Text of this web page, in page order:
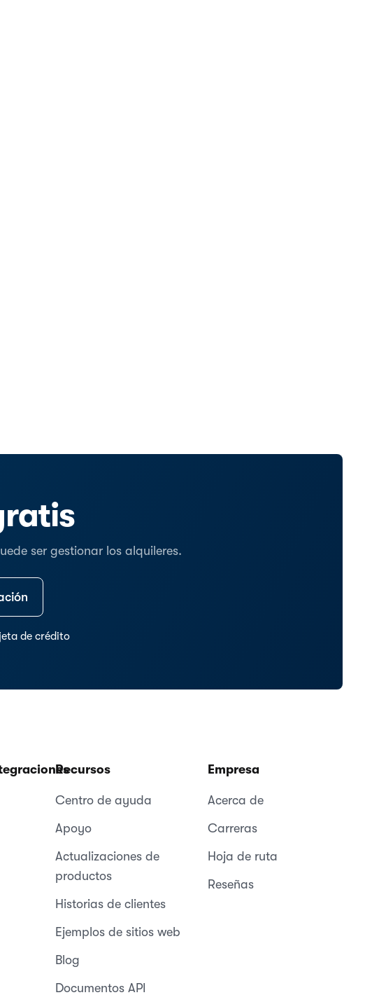
ser gestionar los alquileres.
de crédito
Recursos
Centro de ayuda
Apoyo
Actualizaciones de
productos
Historias de clientes
Ejemplos de sitios web
Blog
Documentos API
Empresa
Acerca de
Carreras
Hoja de ruta
Reseñas